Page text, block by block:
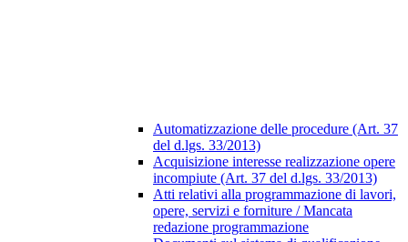
Automatizzazione delle procedure (Art. 37
del d.lgs. 33/2013)
Acquisizione interesse realizzazione opere
incompiute (Art. 37 del d.lgs. 33/2013)
Atti relativi alla programmazione di lavori,
opere, servizi e forniture / Mancata
redazione programmazione